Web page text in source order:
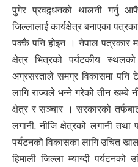
पुगेर प्रवद्र्धनको थालनी गर्नु
जिल्लालाई कार्यक्षेत्र बनाएका
पक्कै पनि होइन । नेपाल पत्रकार
क्षेत्र भित्रको पर्यटकीय
अग्रसरताले समग्र विकासमा पनि
लागि राज्यले भन्ने गरेको तीन खम्बे
क्षेत्र र सञ्चार । सरकारको
लगानी, नीजि क्षेत्रको लगानी
पर्यटनको विकासका लागि उचित
हिमाली जिल्ला म्याग्दी